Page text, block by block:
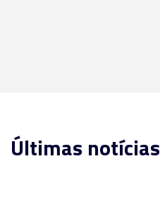
Últimas notícias